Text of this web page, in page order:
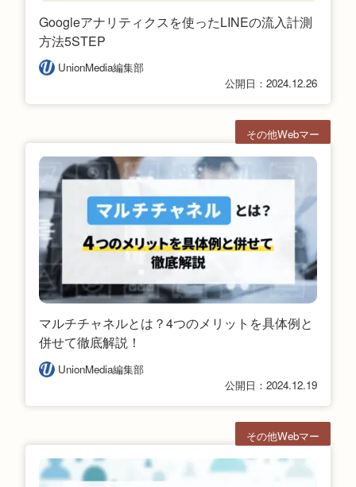
Googleアナリティクスを使ったLINEの流入計測
方法5STEP
UnionMedia編集部
公開日：2024.12.26
マルチチャネルとは？4つのメリットを具体例と
併せて徹底解説！
UnionMedia編集部
公開日：2024.12.19
その他Webマー
その他Webマー